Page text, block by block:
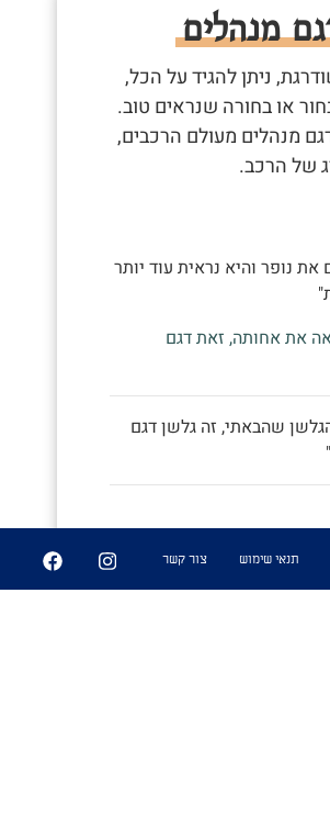
מנהלים
ניתן להגיד על הכל,
או בחורה שנראים טוב.
מנהלים מעולם הרכבים,
של הרכב.
את נופר והיא נראית עוד יותר
את אחותה, זאת דגם
שהבאתי, זה גלשן דגם
תנאי שימוש צור קשר